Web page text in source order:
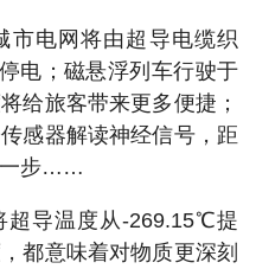
市电网将由超导电缆织
电；磁悬浮列车行驶于
给旅客带来更多便捷；
感器解读神经信号，距
一步……
超导温度从-269.15℃提
都意味着对物质更深刻